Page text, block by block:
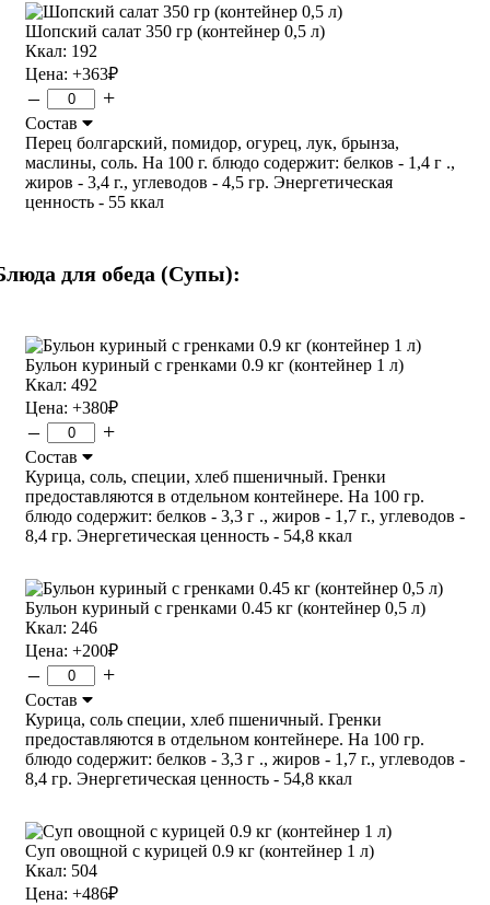
Шопский салат 350 гр (контейнер 0,5 л)
Ккал: 192
Цена: +363₽
– +
Состав
Перец болгарский, помидор, огурец, лук, брынза,
маслины, соль. На 100 г. блюдо содержит: белков - 1,4 г .,
жиров - 3,4 г., углеводов - 4,5 гр. Энергетическая
ценность - 55 ккал
для обеда (Супы):
Бульон куриный с гренками 0.9 кг (контейнер 1 л)
Ккал: 492
Цена: +380₽
– +
Состав
Курица, соль, специи, хлеб пшеничный. Гренки
предоставляются в отдельном контейнере. На 100 гр.
блюдо содержит: белков - 3,3 г ., жиров - 1,7 г., углеводов -
8,4 гр. Энергетическая ценность - 54,8 ккал
Бульон куриный с гренками 0.45 кг (контейнер 0,5 л)
Ккал: 246
Цена: +200₽
– +
Состав
Курица, соль специи, хлеб пшеничный. Гренки
предоставляются в отдельном контейнере. На 100 гр.
блюдо содержит: белков - 3,3 г ., жиров - 1,7 г., углеводов -
8,4 гр. Энергетическая ценность - 54,8 ккал
Суп овощной с курицей 0.9 кг (контейнер 1 л)
Ккал: 504
Цена: +486₽